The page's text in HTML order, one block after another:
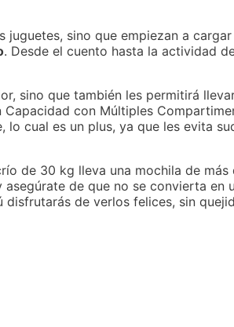
juguetes, sino que empiezan a
. Desde el cuento hasta la actividad
sino que también les permitirá
con Múltiples
cual es un plus, ya que les evita
de 30 kg lleva una mochila de más
de que no se convierta en
de verlos felices, sin